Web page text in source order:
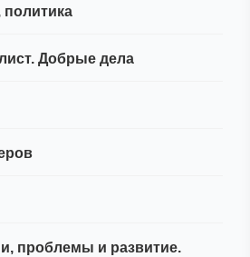
Добрые дела
проблемы и развитие.